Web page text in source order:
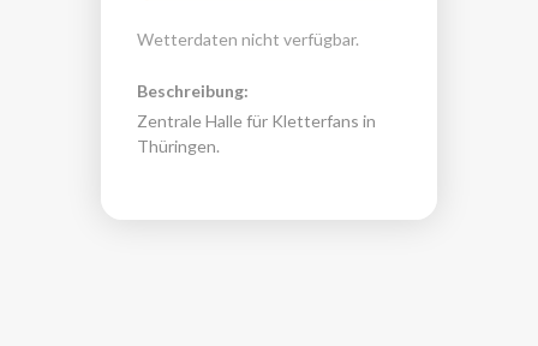
Wetterdaten nicht verfügbar.
Beschreibung:
Zentrale Halle für Kletterfans in
Thüringen.